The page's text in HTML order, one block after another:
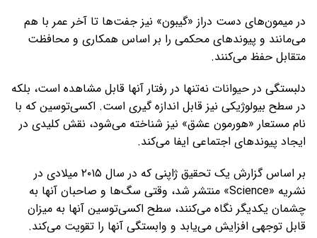
در میمون‌های دست دراز «گیبون» نیز جفت‌ها تا آخر عمر با هم
می‌مانند و پیوندهای محکمی را بر اساس همکاری و محافظت
متقابل حفظ می‌کنند.
دلبستگی در حیوانات نه‌تنها در رفتار آنها قابل مشاهده است، بلکه
در سطح بیولوژیکی نیز قابل اندازه گیری است. اکسی‌توسین که با
نام مستعار «هورمون عشق» نیز شناخته می‌شود، نقش کلیدی در
ایجاد پیوندهای اجتماعی ایفا می‌کند.
بر اساس گزارش یک تحقیق ژاپنی که در سال ۲۰۱۵ میلادی در
نشریه «Science» منتشر شد، وقتی سگ‌ها و صاحبان آنها به
چشمان یکدیگر نگاه می‌کنند، سطح اکسی‌توسین آنها به میزان
قابل توجهی افزایش می‌یابد و وابستگی آنها را تقویت می‌کند.